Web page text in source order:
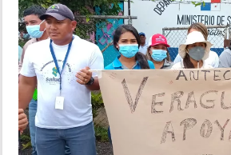
DEPORTES
MUNDO
INSÓLITAS